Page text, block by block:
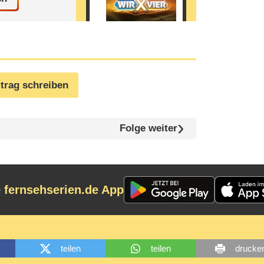
schreiben
Folge weiter
fernsehserien.de App
teilen teilen